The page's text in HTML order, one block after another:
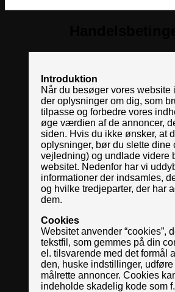
Introduktion
Når du besøger vores website
der oplysninger om dig, som
tilpasse og forbedre vores
øge værdien af de annoncer,
siden. Hvis du ikke ønsker, at
oplysninger, bør du slette dine
vejledning) og undlade videre
websitet. Nedenfor har vi
informationer der indsamles,
og hvilke tredjeparter, der har
dem.
Cookies
Websitet anvender “cookies”,
tekstfil, som gemmes på din
el. tilsvarende med det formål
den, huske indstillinger, udføre
målrette annoncer. Cookies
indeholde skadelig kode som